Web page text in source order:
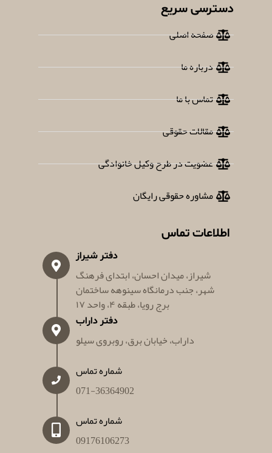
دسترسی سریع
صفحه اصلی
درباره ما
تماس با ما
مقالات حقوقی
عضویت در طرح وکیل خانوادگی
مشاوره حقوقی رایگان
اطلاعات تماس
دفتر شیراز
شیراز، میدان احسان، ابتدای فرهنگ
شهر، جنب درمانگاه سینوهه ساختمان
برج رویا، طبقه ۴، واحد ۱۷
دفتر داراب
داراب، خیابان برق، روبروی سیلو
شماره تماس
071-36364902
شماره تماس
09176106273